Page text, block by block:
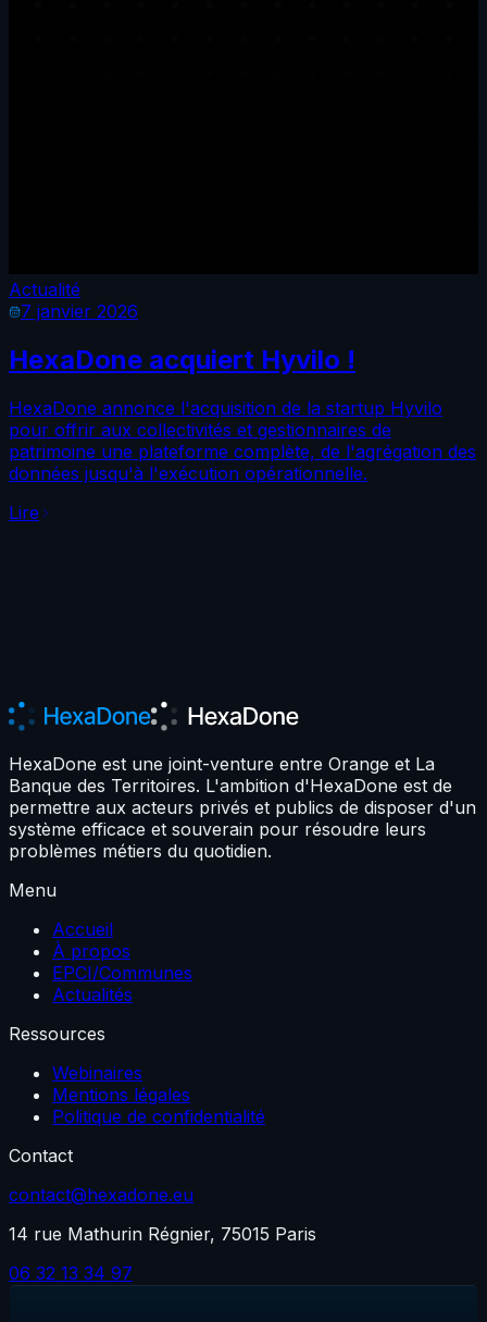
Actualité
7 janvier 2026
HexaDone acquiert Hyvilo !
HexaDone annonce l'acquisition de la startup Hyvilo
pour offrir aux collectivités et gestionnaires de
patrimoine une plateforme complète, de l'agrégation des
données jusqu'à l'exécution opérationnelle.
Lire
HexaDone est une joint-venture entre Orange et La
Banque des Territoires. L'ambition d'HexaDone est de
permettre aux acteurs privés et publics de disposer d'un
système efficace et souverain pour résoudre leurs
problèmes métiers du quotidien.
Menu
Accueil
À propos
EPCI/Communes
Actualités
Ressources
Webinaires
Mentions légales
Politique de confidentialité
Contact
contact@hexadone.eu
14 rue Mathurin Régnier, 75015 Paris
06 32 13 34 97